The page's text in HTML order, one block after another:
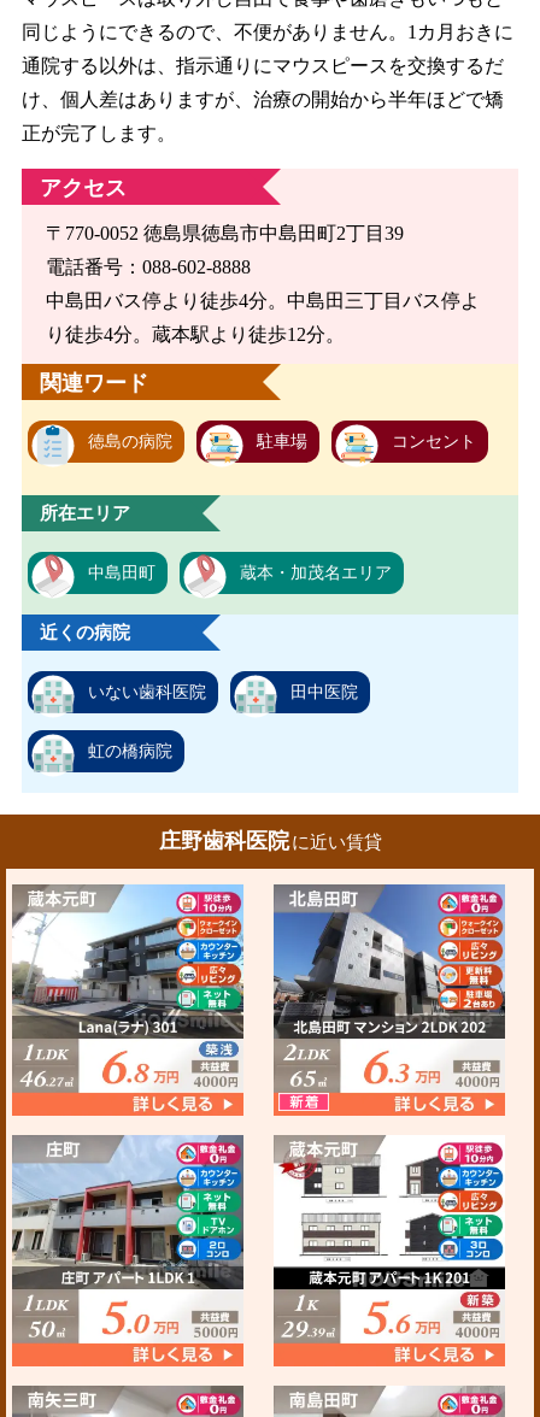
同じようにできるので、不便がありません。1カ月おきに
通院する以外は、指示通りにマウスピースを交換するだ
け、個人差はありますが、治療の開始から半年ほどで矯
正が完了します。
アクセス
〒770-0052 徳島県徳島市中島田町2丁目39
電話番号：088-602-8888
中島田バス停より徒歩4分。中島田三丁目バス停よ
り徒歩4分。蔵本駅より徒歩12分。
関連ワード
徳島の病院 駐車場 コンセント
所在エリア
中島田町 蔵本・加茂名エリア
近くの病院
いない歯科医院 田中医院
虹の橋病院
庄野歯科医院 に近い賃貸